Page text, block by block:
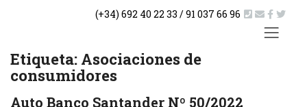
(+34) 692 40 22 33 / 91 037 66 96
Etiqueta: Asociaciones de
consumidores
Auto Banco Santander Nº 50/2022